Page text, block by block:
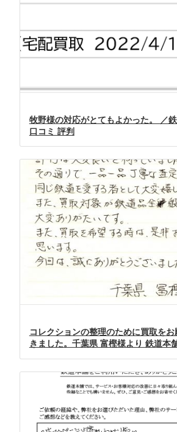
牧野様の対応がとてもよかった。 ／
口コミ 評判
コレクションの整理のために買取を
きました。千葉県 富樫様より 鉄道本